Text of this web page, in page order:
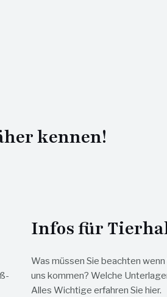
kennen!
Infos für
Was müssen Sie beachten wenn
uns kommen? Welche
Alles Wichtige erfahren Sie hier.